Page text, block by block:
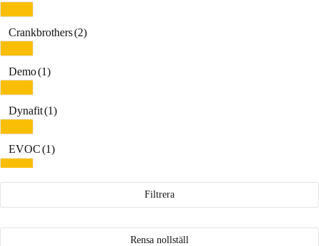
Crankbrothers(2)
Demo(1)
Dynafit(1)
EVOC(1)
Falke(4)
Filtrera
Rensa nollställ